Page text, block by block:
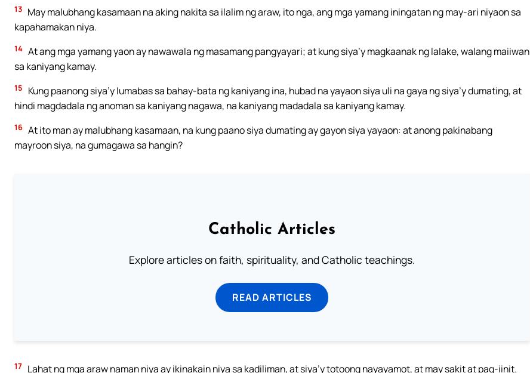
13 May malubhang kasamaan na aking nakita sa ilalim ng araw, ito nga, ang mga yamang iningatan ng may-ari niyaon sa
kapahamakan niya.
14 At ang mga yamang yaon ay nawawala ng masamang pangyayari; at kung siya’y magkaanak ng lalake, walang maiiwan
sa kaniyang kamay.
15
Kung paanong siya’y lumabas sa bahay-bata ng kaniyang ina, hubad na yayaon siya uli na gaya ng siya’y dumating, at
hindi magdadala ng anoman sa kaniyang nagawa, na kaniyang madadala sa kaniyang kamay.
16 At ito man ay malubhang kasamaan, na kung paano siya dumating ay gayon siya yayaon: at anong pakinabang
mayroon siya, na gumagawa sa hangin?
Catholic Articles
Explore articles on faith, spirituality, and Catholic teachings.
READ ARTICLES
17 Lahat ng mga araw naman niya ay ikinakain niya sa kadiliman, at siya’y totoong nayayamot, at may sakit at pag-iinit.